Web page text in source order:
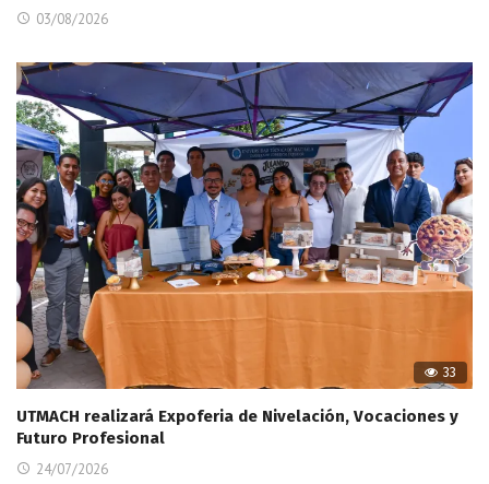
03/08/2026
33
UTMACH realizará Expoferia de Nivelación, Vocaciones y
Futuro Profesional
24/07/2026